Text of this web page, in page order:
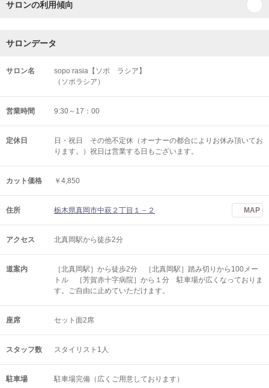
サロンの利用傾向
サロンデータ
サロン名
sopo rasia【ソポ ラシア】
（ソポラシア）
営業時間 9:30～17：00
定休日
日・祝日 その他不定休（オーナーの都合によりお休み頂いてお
ります。）祝日は営業する日もございます。
カット価格 ￥4,850
住所 栃木県真岡市中萩２丁目１－２ MAP
アクセス 北真岡駅から徒歩2分
道案内
［北真岡駅］から徒歩2分 ［北真岡駅］踏み切りから100メー
トル ［芳賀赤十字病院］から１分 駐車場が広くなっておりま
す。ご自由に止めていただけます。
座席 セット面2席
スタッフ数 スタイリスト1人
駐車場 駐車場完備（広くご用意しております）